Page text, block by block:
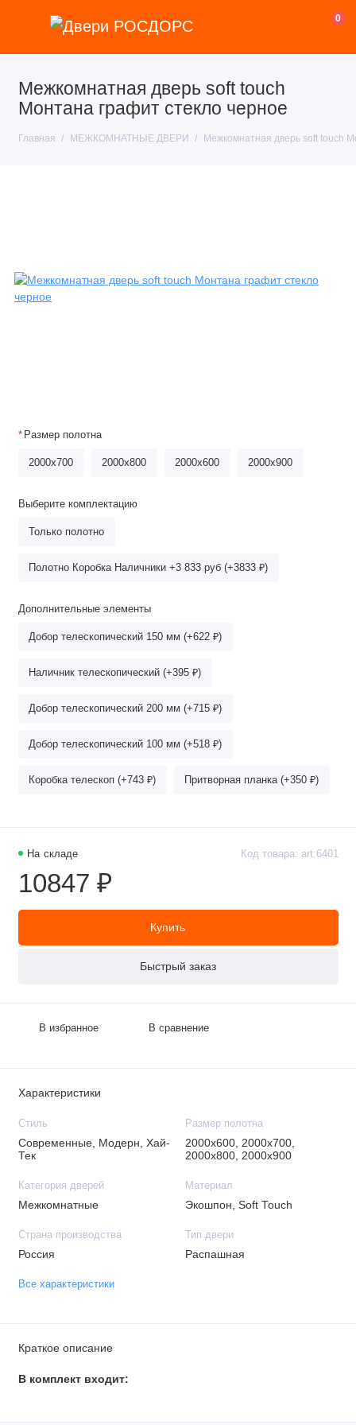
0
Межкомнатная дверь soft touch
Монтана графит стекло черное
Главная МЕЖКОМНАТНЫЕ ДВЕРИ Межкомнатная дверь soft touch
На складе Код товара: art:6401
10847 ₽
Купить
Быстрый заказ
В избранное В сравнение
Размер полотна
2000x700 2000х800 2000x600 2000x900
Выберите комплектацию
Только полотно
Полотно Коробка Наличники +3 833 руб (+3833 ₽)
Дополнительные элементы
Добор телескопический 150 мм (+622 ₽)
Наличник телескопический (+395 ₽)
Добор телескопический 200 мм (+715 ₽)
Добор телескопический 100 мм (+518 ₽)
Коробка телескоп (+743 ₽) Притворная планка (+350 ₽)
Характеристики
Стиль
Современные, Модерн, Хай-
Тек
Размер полотна
2000х600, 2000х700,
2000х800, 2000х900
Категория дверей
Межкомнатные
Материал
Экошпон, Soft Touch
Страна производства
Россия
Тип двери
Распашная
Все характеристики
Краткое описание
В комплект входит: